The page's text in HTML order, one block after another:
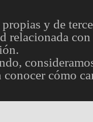
y de
relacionada
cómo